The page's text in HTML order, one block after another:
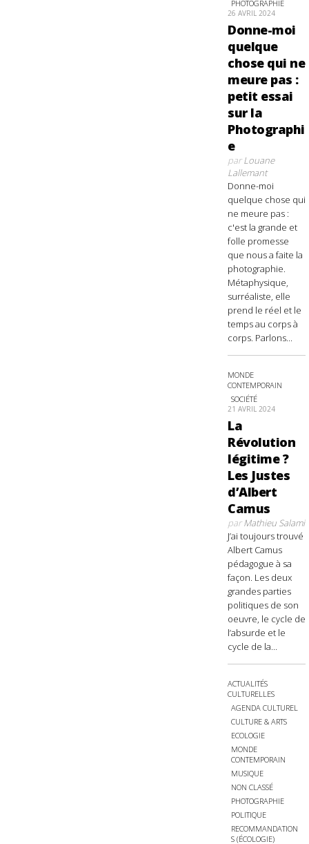
PHOTOGRAPHIE
26 AVRIL 2024
Donne-moi
quelque
chose qui ne
meure pas :
petit essai
sur la
Photographi
e
parLouane
Lallemant
Donne-moi
quelque chose qui
ne meure pas :
c'est la grande et
folle promesse
que nous a faite la
photographie.
Métaphysique,
surréaliste, elle
prend le réel et le
temps au corps à
corps. Parlons...
MONDE
CONTEMPORAIN
SOCIÉTÉ
21 AVRIL 2024
La
Révolution
légitime ?
Les Justes
d’Albert
Camus
parMathieu Salami
J’ai toujours trouvé
Albert Camus
pédagogue à sa
façon. Les deux
grandes parties
politiques de son
oeuvre, le cycle de
l’absurde et le
cycle de la...
ACTUALITÉS
CULTURELLES
AGENDA CULTUREL
CULTURE & ARTS
ECOLOGIE
MONDE
CONTEMPORAIN
MUSIQUE
NON CLASSÉ
PHOTOGRAPHIE
POLITIQUE
RECOMMANDATION
S (ÉCOLOGIE)